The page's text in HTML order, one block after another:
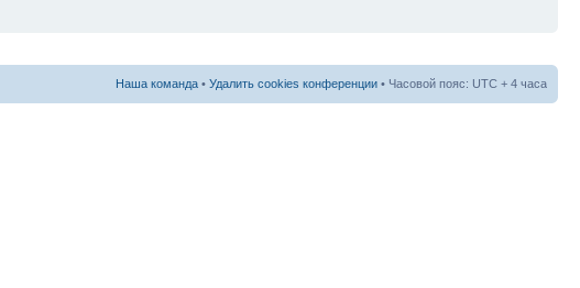
Наша команда • Удалить cookies конференции • Часовой пояс: UTC + 4 часа